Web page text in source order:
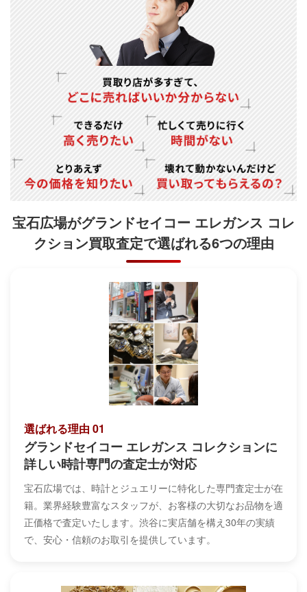
宝石広場がグランドセイコー エレガンス コレ
クション買取査定で選ばれる6つの理由
選ばれる理由 01
グランドセイコー エレガンス コレクションに
詳しい時計専門の査定士が対応
宝石広場では、時計とジュエリーに特化した専門査定士が在
籍。業界経験豊富なスタッフが、お客様の大切なお品物を適
正価格で査定いたします。渋谷に実店舗を構え30年の実績
で、安心・信頼のお取引を提供しています。